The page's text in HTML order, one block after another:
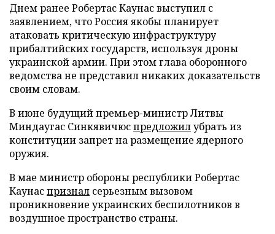
Днем ранее Робертас Каунас выступил с
заявлением, что Россия якобы планирует
атаковать критическую инфраструктуру
прибалтийских государств, используя дроны
украинской армии. При этом глава оборонного
ведомства не представил никаких доказательств
своим словам.
В июне будущий премьер-министр Литвы
Миндаугас Синкявичюспредложилубрать из
конституции запрет на размещение ядерного
оружия.
В мае министр обороны республики Робертас
Каунаспризнал серьезным вызовом
проникновение украинских беспилотников в
воздушное пространство страны.